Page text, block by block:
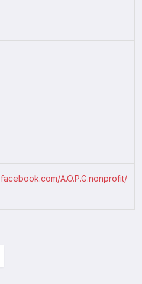
A.O.P.G.nonprofit/